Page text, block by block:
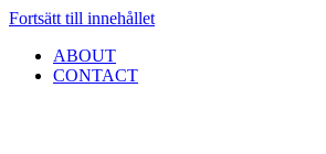
Fortsätt till innehållet
ABOUT
CONTACT